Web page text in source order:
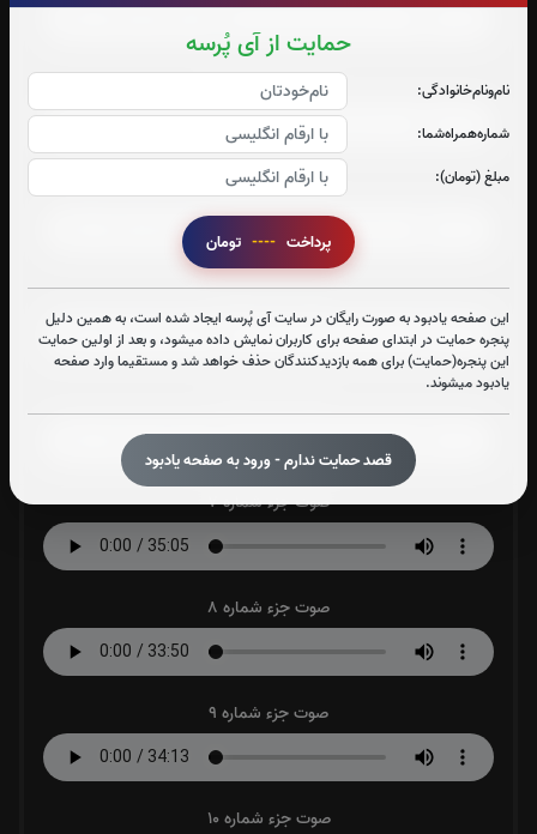
حمایت از آی پُرسه
نام‌و‌نام‌خانوادگی:
شماره‌همراه‌شما:
مبلغ (تومان):
پرداخت ----
این صفحه یادبود به صورت رایگان در سایت آی پُرسه ایجاد شده است، به همین دلیل
پنجره حمایت در ابتدای صفحه برای کاربران نمایش داده میشود، و بعد از اولین حمایت
این پنجره(حمایت) برای همه بازدیدکنندگان حذف خواهد شد و مستقیما وارد صفحه
یادبود میشوند.
قصد حمایت ندارم - ورود به صفحه یادبود
صوت جزء شماره 3
صوت جزء شماره 4
صوت جزء شماره 5
صوت جزء شماره 7
صوت جزء شماره 8
صوت جزء شماره 9
صوت جزء شماره 10